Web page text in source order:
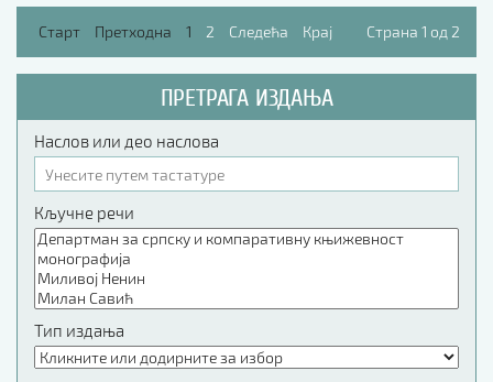
Старт Претходна 1 2 Следећа Крај Страна 1 од 2
ПРЕТРАГА ИЗДАЊА
Наслов или део наслова
Кључне речи
Тип издања